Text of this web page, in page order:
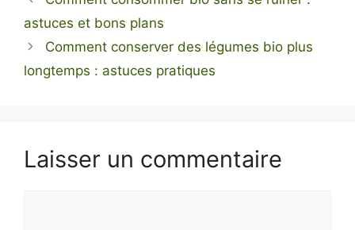
astuces et bons plans
Comment conserver des légumes bio plus
longtemps : astuces pratiques
Laisser un commentaire